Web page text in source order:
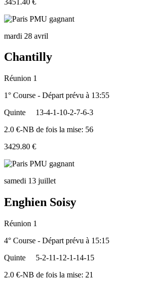
mardi 28 avril
Chantilly
Réunion 1
1° Course - Départ prévu à 13:55
Quinte
13-4-1-10-2-7-6-3
2.0 €-NB de fois la mise: 56
3429.80 €
samedi 13 juillet
Enghien Soisy
Réunion 1
4° Course - Départ prévu à 15:15
Quinte
5-2-11-12-1-14-15
2.0 €-NB de fois la mise: 21